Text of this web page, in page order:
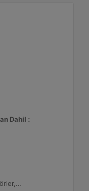
Dahil :
2-5 Tonluk Mini Ekskavatörler, 216-299 Mikro Yükleyici/Kompakt Paletli Yükleyiciler